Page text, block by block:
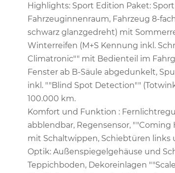
Highlights: Sport Edition Paket:
Fahrzeuginnenraum, Fahrzeug 8-
schwarz glanzgedreht) mit
Winterreifen (M+S Kennung inkl.
Climatronic"" mit Bedienteil im
Fenster ab B-Säule abgedunkelt,
inkl. ""Blind Spot Detection""
100.000 km.
Komfort und Funktion :
abblendbar, Regensensor,
mit Schaltwippen, Schiebtüren links
Optik: Außenspiegelgehäuse und
Teppichboden, Dekoreinlagen